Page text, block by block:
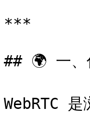
***
## 🌍 一、
WebRTC 是